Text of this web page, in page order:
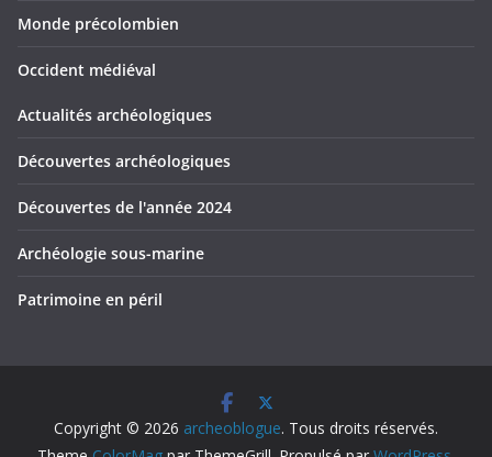
Monde précolombien
Occident médiéval
Actualités archéologiques
Découvertes archéologiques
Découvertes de l'année 2024
Archéologie sous-marine
Patrimoine en péril
Copyright © 2026 archeoblogue. Tous droits réservés.